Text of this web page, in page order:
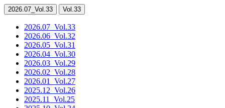
2026.07 _Vol.33 Vol.33
2026.07 _Vol.33
2026.06 _Vol.32
2026.05 _Vol.31
2026.04 _Vol.30
2026.03 _Vol.29
2026.02 _Vol.28
2026.01
_Vol.27
2025.12 _Vol.26
2025.11
_Vol.25